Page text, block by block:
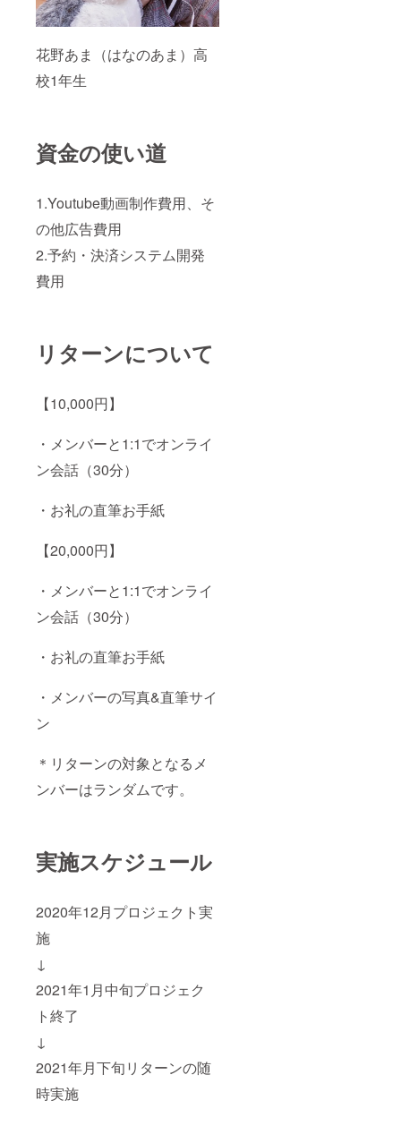
花野あま（はなのあま）高
校1年生
資金の使い道
1.Youtube動画制作費用、そ
の他広告費用
2.予約・決済システム開発
費用
リターンについて
【10,000円】
・メンバーと1:1でオンライ
ン会話（30分）
・お礼の直筆お手紙
【20,000円】
・メンバーと1:1でオンライ
ン会話（30分）
・お礼の直筆お手紙
・メンバーの写真&直筆サイ
ン
＊リターンの対象となるメ
ンバーはランダムです。
実施スケジュール
2020年12月プロジェクト実
施
↓
2021年1月中旬プロジェク
ト終了
↓
2021年月下旬リターンの随
時実施